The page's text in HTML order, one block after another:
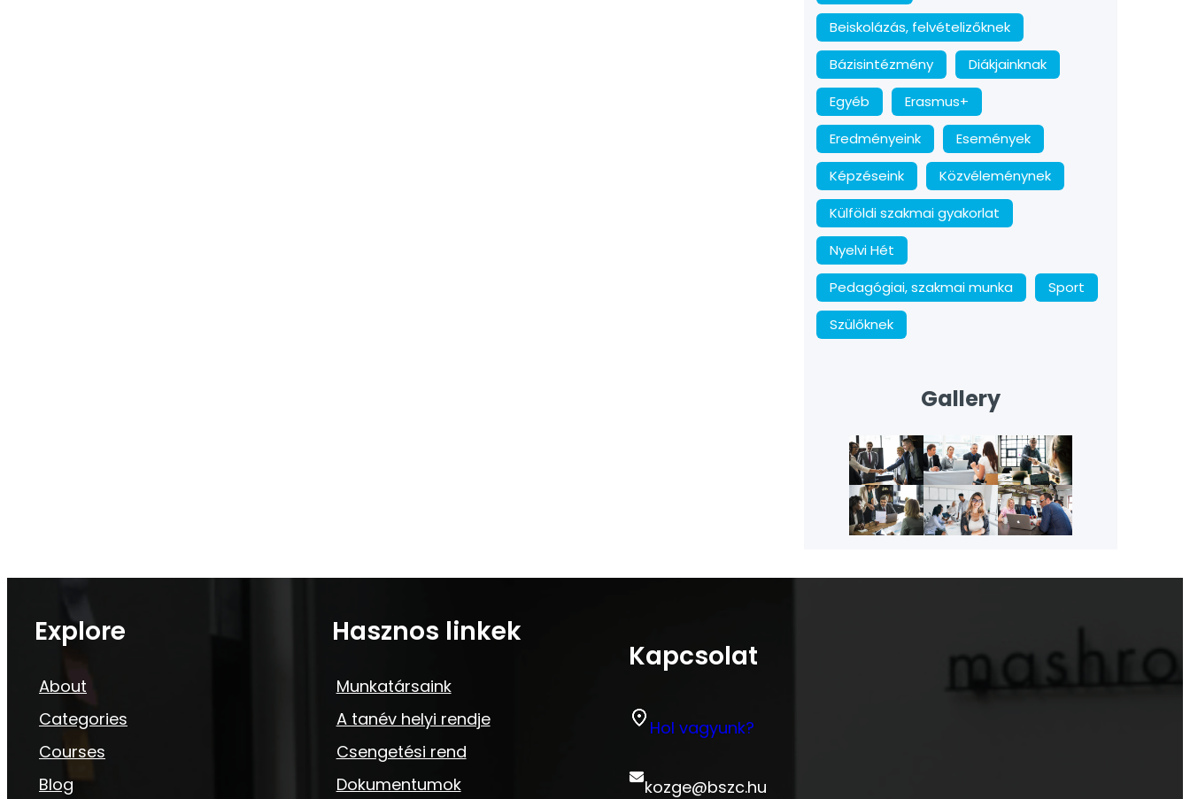
Beiskolázás, felvételizőknek
Bázisintézmény
Diákjainknak
Egyéb
Erasmus+
Eredményeink
Események
Képzéseink
Közvéleménynek
Külföldi szakmai gyakorlat
Nyelvi Hét
Pedagógiai, szakmai munka
Sport
Szülőknek
Gallery
Explore
About
Categories
Courses
Blog
Hasznos linkek
Munkatársaink
A tanév helyi rendje
Csengetési rend
Dokumentumok
Kapcsolat
Hol vagyunk?
kozge@bszc.hu